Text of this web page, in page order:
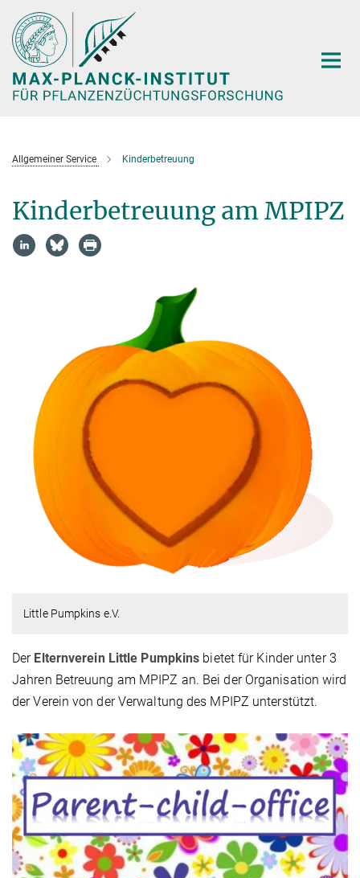
Hauptinhalt
Allgemeiner Service Kinderbetreuung
Kinderbetreuung am MPIPZ
Little Pumpkins e.V.
Der Elternverein Little Pumpkins bietet für Kinder unter 3
Jahren Betreuung am MPIPZ an. Bei der Organisation wird
der Verein von der Verwaltung des MPIPZ unterstützt.